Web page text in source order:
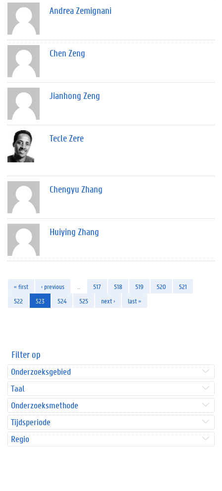
Andrea Zemignani
Chen Zeng
Jianhong Zeng
Tecle Zere
Chengyu Zhang
Huiying Zhang
« first ‹ previous 517 518 519 520
521
522
523 524 525 next › last »
Filter op
Onderzoeksgebied
Taal
Onderzoeksmethode
Tijdsperiode
Regio